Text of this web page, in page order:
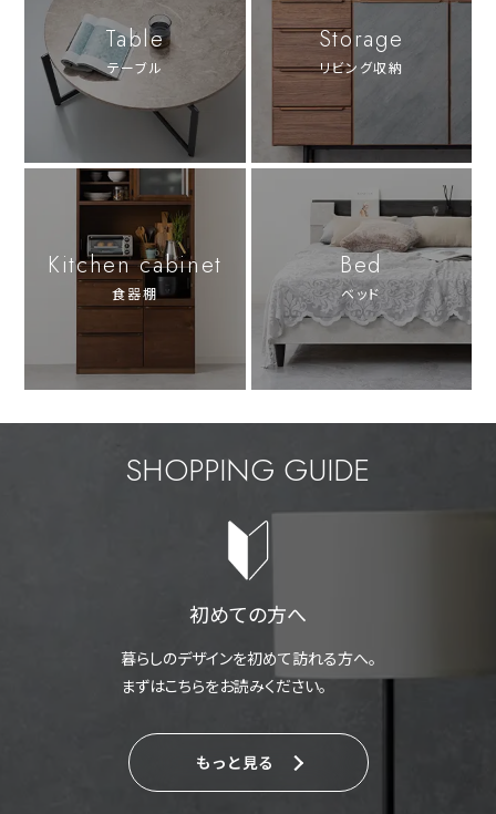
Table
テーブル
Storage
リビング収納
Kitchen cabinet
食器棚
Bed
ベッド
SHOPPING GUIDE
初めての方へ
暮らしのデザインを初めて訪れる方へ。
まずはこちらをお読みください。
もっと見る